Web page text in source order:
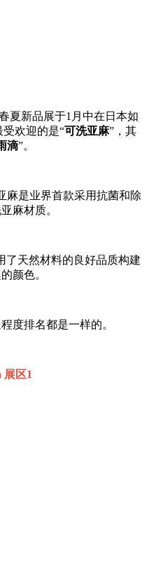
夏新品展于1月中在日本如
欢迎的是“可洗亚麻”，其
滴”。
麻是业界首款采用抗菌和除
麻材质。
了天然材料的良好品质构建
颜色。
度排名都是一样的。
展区1